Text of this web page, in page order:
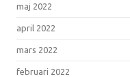
maj 2022
april 2022
mars 2022
februari 2022